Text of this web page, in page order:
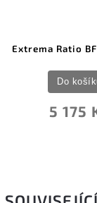
Extrema Ratio
5 175
Do